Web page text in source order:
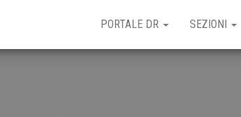
PORTALE DR SEZIONI